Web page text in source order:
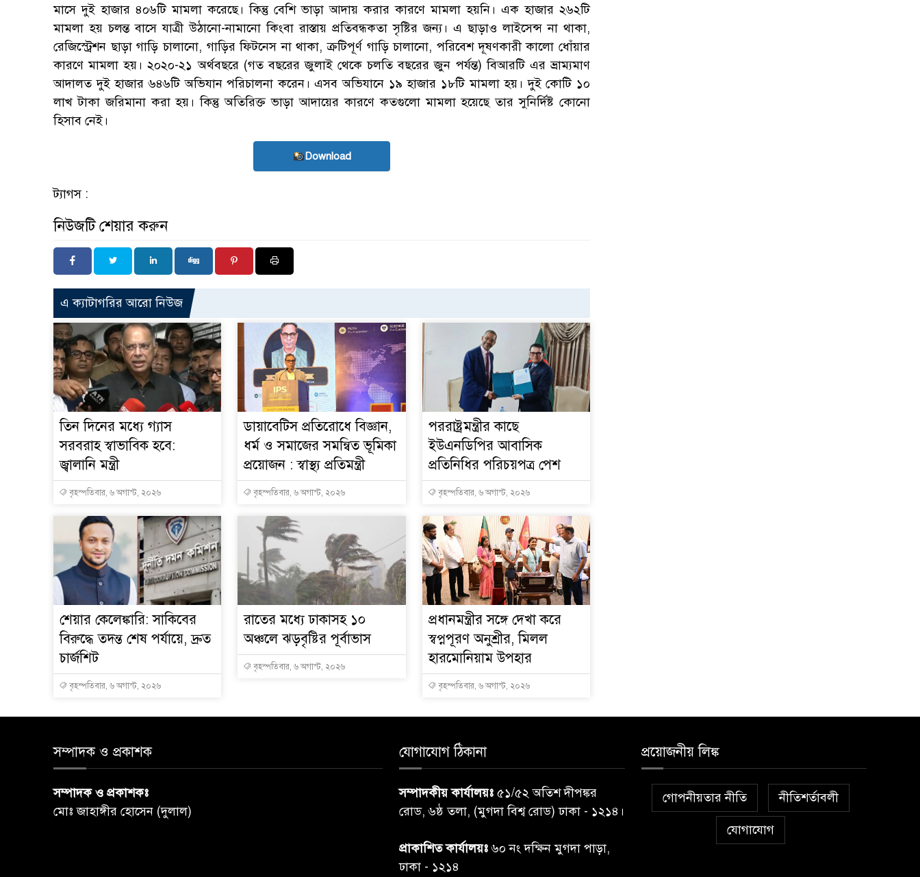
মাসে দুই হাজার ৪০৬টি মামলা করেছে। কিন্তু বেশি ভাড়া আদায় করার কারণে মামলা হয়নি। এক হাজার ২৬২টি
মামলা হয় চলন্ত বাসে যাত্রী উঠানো-নামানো কিংবা রাস্তায় প্রতিবন্ধকতা সৃষ্টির জন্য। এ ছাড়াও লাইসেন্স না থাকা,
রেজিস্ট্রেশন ছাড়া গাড়ি চালানো, গাড়ির ফিটনেস না থাকা, ক্রটিপূর্ণ গাড়ি চালানো, পরিবেশ দূষণকারী কালো ধোঁয়ার
কারণে মামলা হয়। ২০২০-২১ অর্থবছরে (গত বছরের জুলাই থেকে চলতি বছরের জুন পর্যন্ত) বিআরটি এর ভ্রাম্যমাণ
আদালত দুই হাজার ৬৪৬টি অভিযান পরিচালনা করেন। এসব অভিযানে ১৯ হাজার ১৮টি মামলা হয়। দুই কোটি ১০
লাখ টাকা জরিমানা করা হয়। কিন্তু অতিরিক্ত ভাড়া আদায়ের কারণে কতগুলো মামলা হয়েছে তার সুনির্দিষ্ট কোনো
হিসাব নেই।
Download
ট্যাগস :
নিউজটি শেয়ার করুন
এ ক্যাটাগরির আরো নিউজ
তিন দিনের মধ্যে গ্যাস
সরবরাহ স্বাভাবিক হবে:
জ্বালানি মন্ত্রী
বৃহস্পতিবার, ৬ অগাস্ট, ২০২৬
ডায়াবেটিস প্রতিরোধে বিজ্ঞান,
ধর্ম ও সমাজের সমন্বিত ভূমিকা
প্রয়োজন : স্বাস্থ্য প্রতিমন্ত্রী
বৃহস্পতিবার, ৬ অগাস্ট, ২০২৬
পররাষ্ট্রমন্ত্রীর কা‌ছে
ইউএনডিপির আবাসিক
প্রতিনিধির পরিচয়পত্র পেশ
বৃহস্পতিবার, ৬ অগাস্ট, ২০২৬
শেয়ার কেলেঙ্কারি: সাকিবের
বিরুদ্ধে তদন্ত শেষ পর্যায়ে, দ্রুত
চার্জশিট
বৃহস্পতিবার, ৬ অগাস্ট, ২০২৬
রাতের মধ্যে ঢাকাসহ ১০
অঞ্চলে ঝড়বৃষ্টির পূর্বাভাস
বৃহস্পতিবার, ৬ অগাস্ট, ২০২৬
প্রধানমন্ত্রীর সঙ্গে দেখা করে
স্বপ্নপূরণ অনুশ্রীর, মিলল
হারমোনিয়াম উপহার
বৃহস্পতিবার, ৬ অগাস্ট, ২০২৬
সম্পাদক ও প্রকাশক
সম্পাদক ও প্রকাশকঃ
মোঃ জাহাঙ্গীর হোসেন (দুলাল)
যোগাযোগ ঠিকানা
সম্পাদকীয় কার্যালয়ঃ ৫১/৫২ অতিশ দীপঙ্কর
রোড, ৬ষ্ঠ তলা, (মুগদা বিশ্ব রোড) ঢাকা - ১২১৪।
প্রাকাশিত কার্যালয়ঃ৬০ নং দক্ষিন মুগদা পাড়া,
ঢাকা - ১২১৪
প্রয়োজনীয় লিঙ্ক
গোপনীয়তার নীতি নীতিশর্তাবলী
যোগাযোগ